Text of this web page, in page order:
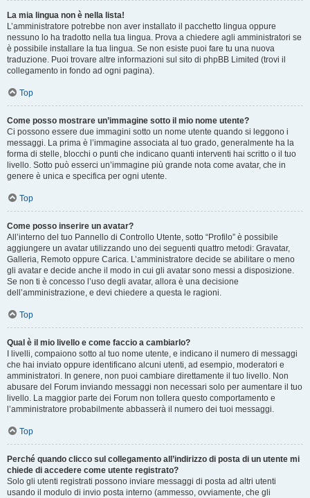
La mia lingua non è nella lista!
L’amministratore potrebbe non aver installato il pacchetto lingua oppure
nessuno lo ha tradotto nella tua lingua. Prova a chiedere agli amministratori se
è possibile installare la tua lingua. Se non esiste puoi fare tu una nuova
traduzione. Puoi trovare altre informazioni sul sito di phpBB Limited (trovi il
collegamento in fondo ad ogni pagina).
Top
Come posso mostrare un’immagine sotto il mio nome utente?
Ci possono essere due immagini sotto un nome utente quando si leggono i
messaggi. La prima è l’immagine associata al tuo grado, generalmente ha la
forma di stelle, blocchi o punti che indicano quanti interventi hai scritto o il tuo
livello. Sotto può esserci un’immagine più grande nota come avatar, che in
genere è unica e specifica per ogni utente.
Top
Come posso inserire un avatar?
All’interno del tuo Pannello di Controllo Utente, sotto “Profilo” è possibile
aggiungere un avatar utilizzando uno dei seguenti quattro metodi: Gravatar,
Galleria, Remoto oppure Carica. L’amministratore decide se abilitare o meno
gli avatar e decide anche il modo in cui gli avatar sono messi a disposizione.
Se non ti è concesso l’uso degli avatar, allora è una decisione
dell’amministrazione, e devi chiedere a questa le ragioni.
Top
Qual è il mio livello e come faccio a cambiarlo?
I livelli, compaiono sotto al tuo nome utente, e indicano il numero di messaggi
che hai inviato oppure identificano alcuni utenti, ad esempio, moderatori e
amministratori. In genere, non puoi cambiare direttamente il tuo livello. Non
abusare del Forum inviando messaggi non necessari solo per aumentare il tuo
livello. La maggior parte dei Forum non tollera questo comportamento e
l’amministratore probabilmente abbasserà il numero dei tuoi messaggi.
Top
Perché quando clicco sul collegamento all’indirizzo di posta di un utente mi
chiede di accedere come utente registrato?
Solo gli utenti registrati possono inviare messaggi di posta ad altri utenti
usando il modulo di invio posta interno (ammesso, ovviamente, che gli